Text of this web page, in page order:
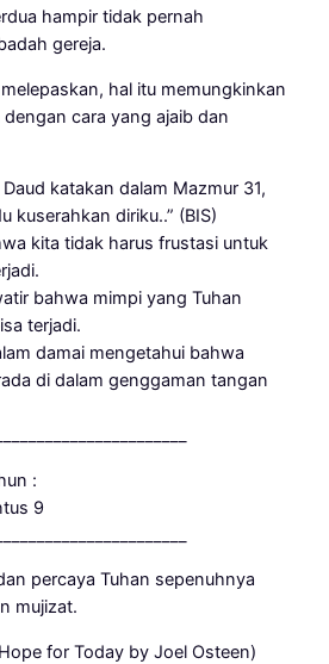
hampir tidak pernah
gereja.
hal itu memungkinkan
cara yang ajaib dan
katakan dalam Mazmur 31,
kuserahkan diriku..” (BIS)
kita tidak harus frustasi untuk
bahwa mimpi yang Tuhan
terjadi.
damai mengetahui bahwa
di dalam genggaman tangan
:
9
percaya Tuhan sepenuhnya
mujizat.
for Today by Joel Osteen)